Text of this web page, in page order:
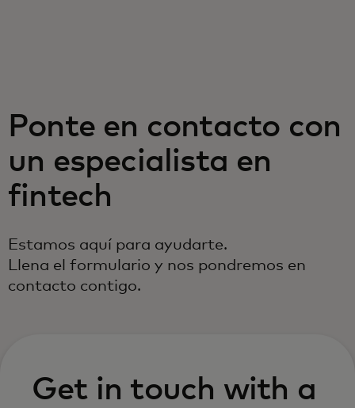
Para el mundo
Para innovadores
Noticias y tendencias
Ponte en contacto con
un especialista en
fintech
Estamos aquí para ayudarte.
Llena el formulario y nos pondremos en
contacto contigo.
Get in touch with a